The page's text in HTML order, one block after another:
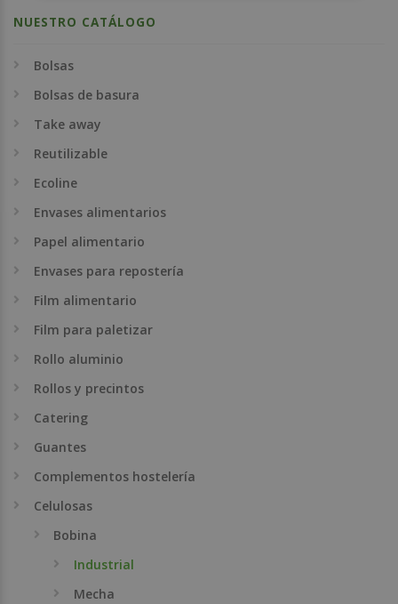
NUESTRO CATÁLOGO
Bolsas
Bolsas de basura
Take away
Reutilizable
Ecoline
Envases alimentarios
Papel alimentario
Envases para repostería
Film alimentario
Film para paletizar
Rollo aluminio
Rollos y precintos
Catering
Guantes
Complementos hostelería
Celulosas
Bobina
Industrial
Mecha